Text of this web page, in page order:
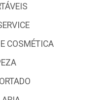
COSMÉTICA